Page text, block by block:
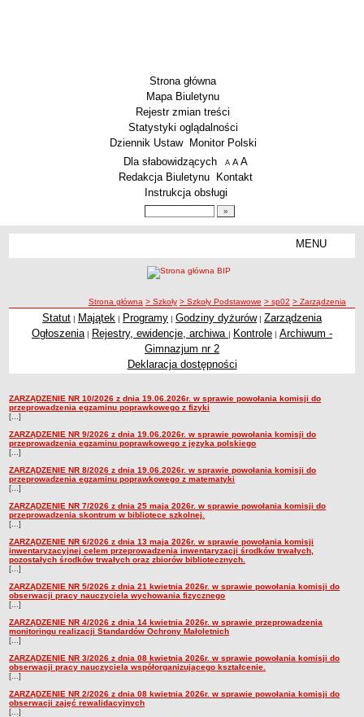
Strona główna
Mapa Biuletynu
Rejestr zmian treści
Statystyki oglądalności
Dziennik Ustaw
Monitor Polski
Menu dodatkowe
Dla słabowidzących A pomniejsz czcionkę
A standardowy rozmiar czcionki
A
Redakcja Biuletynu
Kontakt
Instrukcja obsługi
MENU
Zespoły Szkół
Techniczne Zakłady Naukowe
ARCHIWUM SZKÓŁ I PLACÓWEK
Przekształcone szkoły i placówki
SPECJALNE OŚRODKI SZKOLNO-WYCHOWAWCZE
Specjalny Ośrodek nr 5
Dane podstawowe
Majątek
Godziny dyżurów
Ogłoszenie
Zarządzenia
Rejestry, ewidencje, archiwa
ścieżka nawigacji
Strona główna > Szkoły > Szkoły Podstawowe > sp02 > Zarządzenia
ZarządzeniaStatut | Majątek | Programy | Godziny dyżurów| Zarządzenia
Ogłoszenia | Rejestry, ewidencje, archiwa | Kontrole | Archiwum -
Gimnazjum nr 2
Deklaracja dostępności
Zarządzenia
ZARZĄDZENIE NR 10/2026 z dnia 19.06.2026r. w sprawie powołania komisji do
przeprowadzenia egzaminu poprawkowego z fizyki
[...]
ZARZĄDZENIE NR 9/2026 z dnia 19.06.2026r. w sprawie powołania komisji do
przeprowadzenia egzaminu poprawkowego z języka polskiego
[...]
ZARZĄDZENIE NR 8/2026 z dnia 19.06.2026r. w sprawie powołania komisji do
przeprowadzenia egzaminu poprawkowego z matematyki
[...]
ZARZĄDZENIE NR 7/2026 z dnia 25 maja 2026r. w sprawie powołania komisji do
przeprowadzenia skontrum w bibliotece szkolnej.
[...]
ZARZĄDZENIE NR 6/2026 z dnia 13 maja 2026r. w sprawie powołania komisji
inwentaryzacyjnej celem przeprowadzenia inwentaryzacji środków trwałych,
pozostałych środków trwałych oraz zbiorów bibliotecznych.
[...]
ZARZĄDZENIE NR 5/2026 z dnia 21 kwietnia 2026r. w sprawie powołania komisji do
obserwacji pracy nauczyciela wychowania fizycznego
[...]
ZARZĄDZENIE NR 4/2026 z dnia 14 kwietnia 2026r. w sprawie przeprowadzenia
monitoringu realizacji Standardów Ochrony Małoletnich
[...]
ZARZĄDZENIE NR 3/2026 z dnia 08 kwietnia 2026r. w sprawie powołania komisji do
obserwacji pracy nauczyciela współorganizującego kształcenie.
[...]
ZARZĄDZENIE NR 2/2026 z dnia 08 kwietnia 2026r. w sprawie powołania komisji do
obserwacji zajęć rewalidacyjnych
[...]